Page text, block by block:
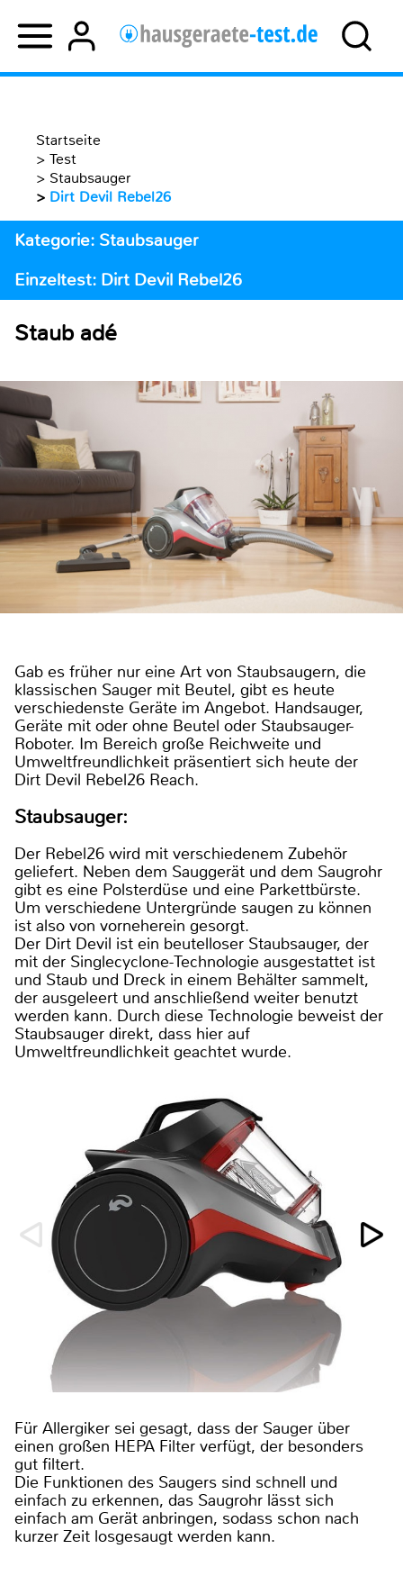
Startseite
> Test
> Staubsauger
> Dirt Devil Rebel26
Kategorie: Staubsauger
Einzeltest: Dirt Devil Rebel26
Staub adé
Gab es früher nur eine Art von Staubsaugern, die
klassischen Sauger mit Beutel, gibt es heute
verschiedenste Geräte im Angebot. Handsauger,
Geräte mit oder ohne Beutel oder Staubsauger-
Roboter. Im Bereich große Reichweite und
Umweltfreundlichkeit präsentiert sich heute der
Dirt Devil Rebel26 Reach.
Staubsauger:
Der Rebel26 wird mit verschiedenem Zubehör
geliefert. Neben dem Sauggerät und dem Saugrohr
gibt es eine Polsterdüse und eine Parkettbürste.
Um verschiedene Untergründe saugen zu können
ist also von vorneherein gesorgt.
Der Dirt Devil ist ein beutelloser Staubsauger, der
mit der Singlecyclone-Technologie ausgestattet ist
und Staub und Dreck in einem Behälter sammelt,
der ausgeleert und anschließend weiter benutzt
werden kann. Durch diese Technologie beweist der
Staubsauger direkt, dass hier auf
Umweltfreundlichkeit geachtet wurde.
Für Allergiker sei gesagt, dass der Sauger über
einen großen HEPA Filter verfügt, der besonders
gut filtert.
Die Funktionen des Saugers sind schnell und
einfach zu erkennen, das Saugrohr lässt sich
einfach am Gerät anbringen, sodass schon nach
kurzer Zeit losgesaugt werden kann.